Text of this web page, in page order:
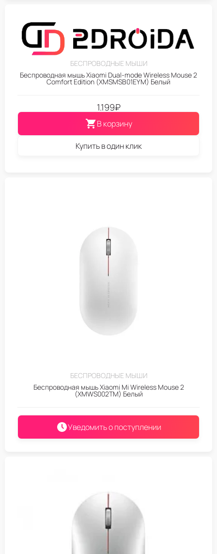
БЕСПРОВОДНЫЕ МЫШИ
Беспроводная мышь Xiaomi Dual-mode Wireless Mouse 2
Comfort Edition (XMSMSB01EYM) Белый
1.199₽
В корзину
Купить в один клик
БЕСПРОВОДНЫЕ МЫШИ
Беспроводная мышь Xiaomi Mi Wireless Mouse 2
(XMWS002TM) Белый
Уведомить о поступлении